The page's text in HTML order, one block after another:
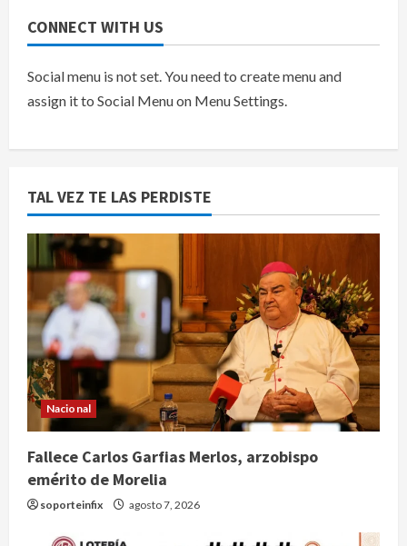
CONNECT WITH US
Social menu is not set. You need to create menu and
assign it to Social Menu on Menu Settings.
TAL VEZ TE LAS PERDISTE
Nacional
Fallece Carlos Garfias Merlos, arzobispo
emérito de Morelia
soporteinfix agosto 7, 2026